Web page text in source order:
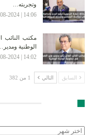
وتجربته…
14:06 | 7-08-2024
مكتب النائب
الوطنية
14:02 | 7-08-2024
السابق التالي 1 من 382
الأرشيف